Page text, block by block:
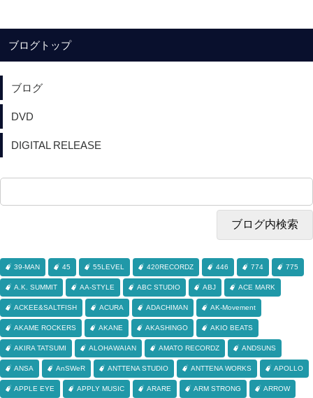
ブログトップ
ブログ
DVD
DIGITAL RELEASE
39-MAN 45 55LEVEL 420RECORDZ 446 774 775
A.K. SUMMIT AA-STYLE ABC STUDIO ABJ ACE MARK
ACKEE&SALTFISH ACURA ADACHIMAN AK-Movement
AKAME ROCKERS AKANE AKASHINGO AKIO BEATS
AKIRA TATSUMI ALOHAWAIAN AMATO RECORDZ ANDSUNS
ANSA AnSWeR ANTTENA STUDIO ANTTENA WORKS APOLLO
APPLE EYE APPLY MUSIC ARARE ARM STRONG ARROW